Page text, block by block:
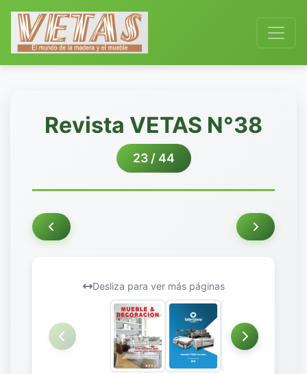
Revista VETAS N°38
23 / 44
Desliza para ver más páginas